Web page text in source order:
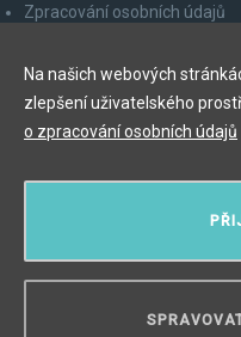
Zpracování osobních údajů
Odhlášení z newsletteru
Myslíková 245/3, 110 00
Na našich webových
zlepšení uživatelského
o zpracování osobních údajů